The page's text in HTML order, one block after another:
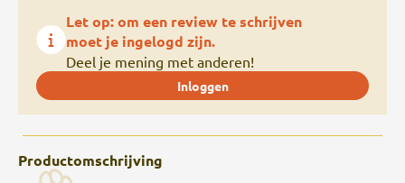
Let op: om een review te schrijven
moet je ingelogd zijn.
Deel je mening met anderen!
Inloggen
Productomschrijving